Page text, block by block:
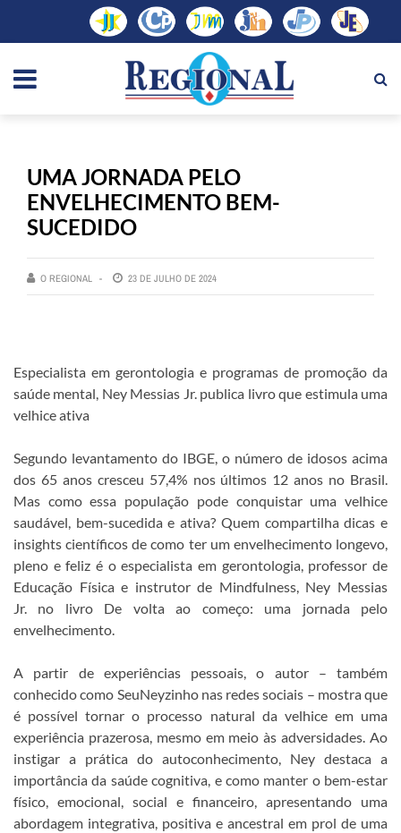
UMA JORNADA PELO
ENVELHECIMENTO BEM-
SUCEDIDO
O REGIONAL 23 DE JULHO DE 2024
Especialista em gerontologia e programas de promoção da
saúde mental, Ney Messias Jr. publica livro que estimula uma
velhice ativa
Segundo levantamento do IBGE, o número de idosos acima
dos 65 anos cresceu 57,4% nos últimos 12 anos no Brasil.
Mas como essa população pode conquistar uma velhice
saudável, bem-sucedida e ativa? Quem compartilha dicas e
insights científicos de como ter um envelhecimento longevo,
pleno e feliz é o especialista em gerontologia, professor de
Educação Física e instrutor de Mindfulness, Ney Messias
Jr. no livro De volta ao começo: uma jornada pelo
envelhecimento.
A partir de experiências pessoais, o autor – também
conhecido como SeuNeyzinho nas redes sociais – mostra que
é possível tornar o processo natural da velhice em uma
experiência prazerosa, mesmo em meio às adversidades. Ao
instigar a prática do autoconhecimento, Ney destaca a
importância da saúde cognitiva, e como manter o bem-estar
físico, emocional, social e financeiro, apresentando uma
abordagem integrativa, positiva e ancestral em prol de uma